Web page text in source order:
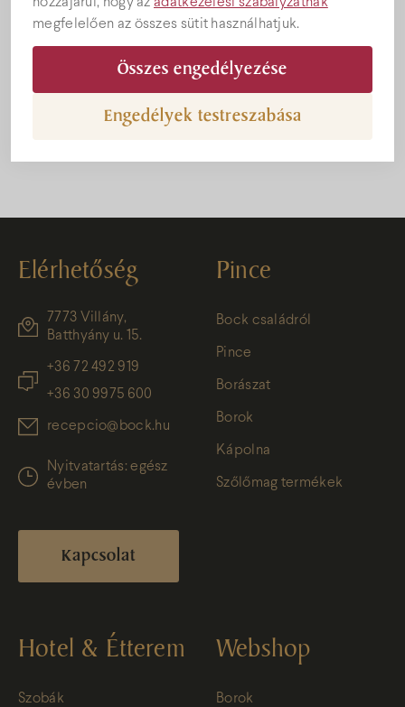
megfelelően az összes sütit használhatjuk.
Összes engedélyezése
Engedélyek testreszabása
Elérhetőség
7773 Villány,
Batthyány u. 15.
+36 72 492 919
+36 30 9975 600
recepcio@bock.hu
Nyitvatartás: egész
évben
Kapcsolat
Pince
Bock családról
Pince
Borászat
Borok
Kápolna
Szőlőmag termékek
Hotel & Étterem
Szobák
Webshop
Borok